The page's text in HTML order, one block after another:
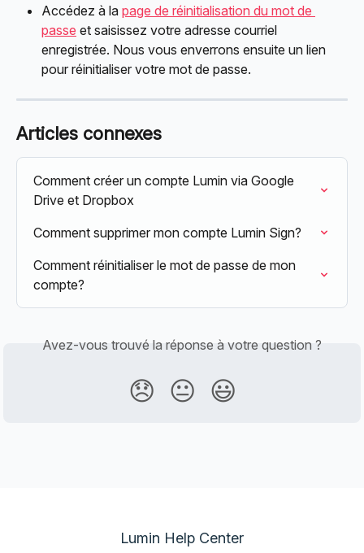
Accédez à la page de réinitialisation du mot de
passe et saisissez votre adresse courriel
enregistrée. Nous vous enverrons ensuite un lien
pour réinitialiser votre mot de passe.
Articles connexes
Comment créer un compte Lumin via Google
Drive et Dropbox
Comment supprimer mon compte Lumin Sign?
Comment réinitialiser le mot de passe de mon
compte?
Avez-vous trouvé la réponse à votre question ?
😞 😐 😃
Lumin Help Center